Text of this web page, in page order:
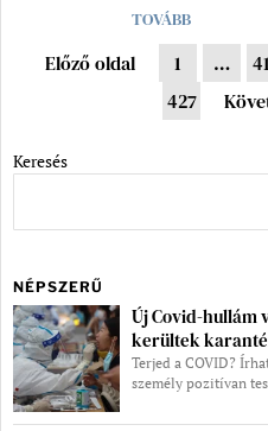
TOVÁBB
Előző oldal 1 …
427
Keresés
NÉPSZERŰ
Új Covid-hullám
kerültek
Terjed a COVID?
személy pozitívan